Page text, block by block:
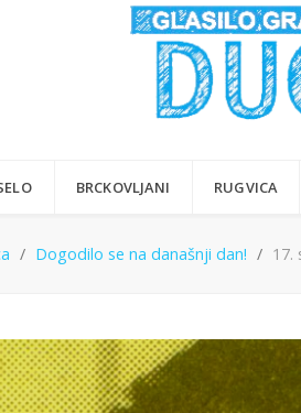
BRCKOVLJANI RUGVICA
Dogodilo se na današnji dan! 17.